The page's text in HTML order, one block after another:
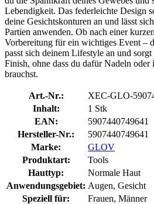
Lebendigkeit. Das federleichte Design
deine Gesichtskonturen an und lässt
Partien anwenden. Ob nach einer
Vorbereitung für ein wichtiges Event –
passt sich deinem Lifestyle an und
Finish, ohne dass du dafür Nadeln oder
brauchst.
Art.-Nr.:
XEC-GLO-
Inhalt:
1 Stk
EAN:
5907440749641
Hersteller-Nr.:
5907440749641
Marke:
GLOV
Produktart:
Tools
Hauttyp:
Normale Haut
Anwendungsgebiet: Augen, Gesicht
Speziell für:
Frauen, Männer